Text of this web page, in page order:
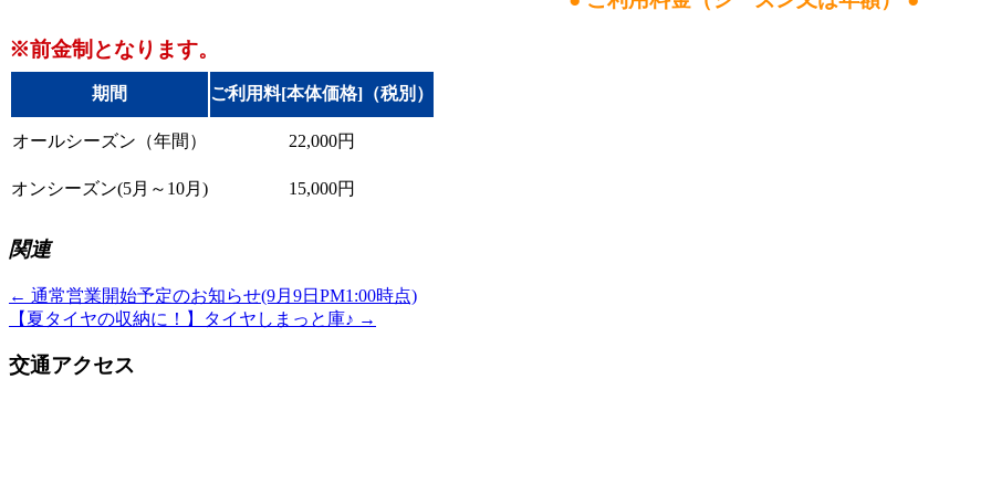
※前金制となります。
期間 ご利用料[本体価格]（税別）
オールシーズン（年間） 22,000円
オンシーズン(5月～10月) 15,000円
関連
← 通常営業開始予定のお知らせ(9月9日PM1:00時点)
【夏タイヤの収納に！】タイヤしまっと庫♪ →
交通アクセス